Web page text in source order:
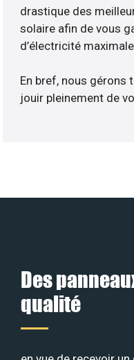
drastique des
solaire afin de vous
d’électricité
En bref, nous gérons
jouir pleinement de
Des
qualité